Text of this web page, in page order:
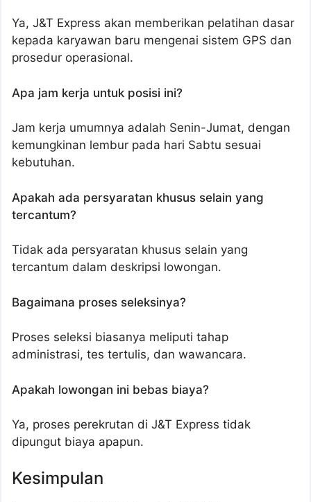
Ya, J&T Express akan memberikan pelatihan dasar
kepada karyawan baru mengenai sistem GPS dan
prosedur operasional.
Apa jam kerja untuk posisi ini?
Jam kerja umumnya adalah Senin-Jumat, dengan
kemungkinan lembur pada hari Sabtu sesuai
kebutuhan.
Apakah ada persyaratan khusus selain yang
tercantum?
Tidak ada persyaratan khusus selain yang
tercantum dalam deskripsi lowongan.
Bagaimana proses seleksinya?
Proses seleksi biasanya meliputi tahap
administrasi, tes tertulis, dan wawancara.
Apakah lowongan ini bebas biaya?
Ya, proses perekrutan di J&T Express tidak
dipungut biaya apapun.
Kesimpulan